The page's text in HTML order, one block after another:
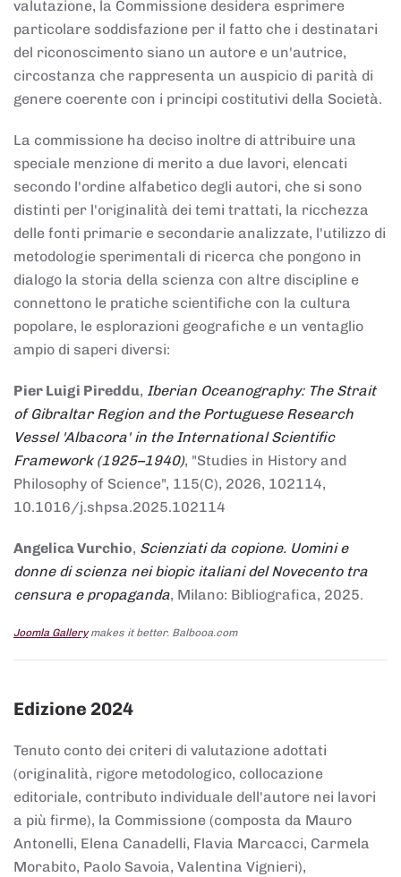
valutazione, la Commissione desidera esprimere
particolare soddisfazione per il fatto che i destinatari
del riconoscimento siano un autore e un'autrice,
circostanza che rappresenta un auspicio di parità di
genere coerente con i principi costitutivi della Società.
La commissione ha deciso inoltre di attribuire una
speciale menzione di merito a due lavori, elencati
secondo l'ordine alfabetico degli autori, che si sono
distinti per l'originalità dei temi trattati, la ricchezza
delle fonti primarie e secondarie analizzate, l'utilizzo di
metodologie sperimentali di ricerca che pongono in
dialogo la storia della scienza con altre discipline e
connettono le pratiche scientifiche con la cultura
popolare, le esplorazioni geografiche e un ventaglio
ampio di saperi diversi:
Pier Luigi Pireddu, Iberian Oceanography: The Strait
of Gibraltar Region and the Portuguese Research
Vessel 'Albacora' in the International Scientific
Framework (1925–1940), "Studies in History and
Philosophy of Science", 115(C), 2026, 102114,
10.1016/j.shpsa.2025.102114
Angelica Vurchio, Scienziati da copione. Uomini e
donne di scienza nei biopic italiani del Novecento tra
censura e propaganda, Milano: Bibliografica, 2025.
Joomla Gallerymakes it better. Balbooa.com
Edizione 2024
Tenuto conto dei criteri di valutazione adottati
(originalità, rigore metodologico, collocazione
editoriale, contributo individuale dell'autore nei lavori
a più firme), la Commissione (composta da Mauro
Antonelli, Elena Canadelli, Flavia Marcacci, Carmela
Morabito, Paolo Savoia, Valentina Vignieri),